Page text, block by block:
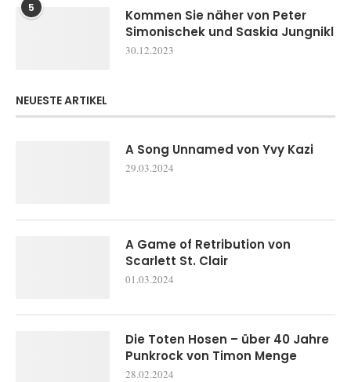
5
Kommen Sie näher von Peter
Simonischek und Saskia Jungnikl
30.12.2023
NEUESTE ARTIKEL
A Song Unnamed von Yvy Kazi
29.03.2024
A Game of Retribution von
Scarlett St. Clair
01.03.2024
Die Toten Hosen – über 40 Jahre
Punkrock von Timon Menge
28.02.2024